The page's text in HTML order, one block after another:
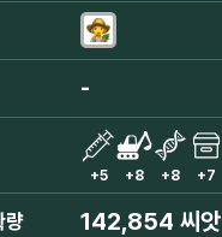
-
+5 +8 +8 +7
량 142,854 씨앗